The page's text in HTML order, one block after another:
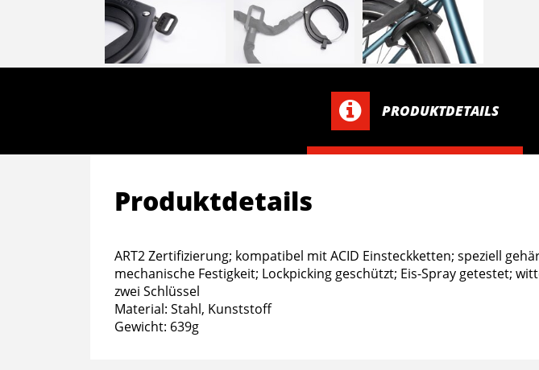
PRODUKTDETAILS
Produktdetails
ART2 Zertifizierung; kompatibel mit ACID Einsteckketten; speziell
mechanische Festigkeit; Lockpicking geschützt; Eis-Spray getestet;
zwei Schlüssel
Material: Stahl, Kunststoff
Gewicht: 639g